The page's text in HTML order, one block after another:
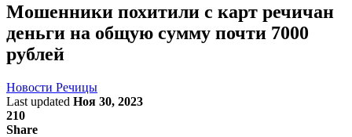
Мошенники похитили с карт речичан
деньги на общую сумму почти 7000
рублей
Новости Речицы
Last updated Ноя 30, 2023
210
Share